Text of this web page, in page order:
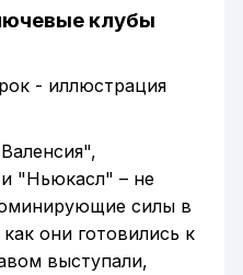
клубы
"Ньюкасл" – не
силы в
они готовились к
выступали,